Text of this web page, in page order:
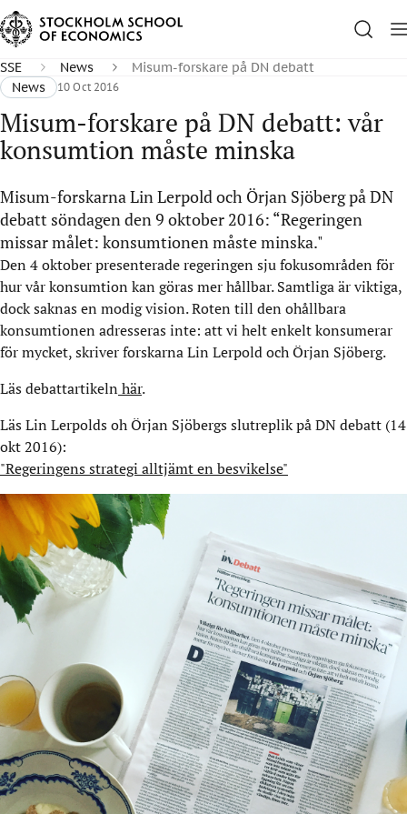
SSE News
Misum-forskare på DN debatt
News
10 Oct 2016
Misum-forskare på DN debatt: vår
konsumtion måste minska
Misum-forskarna Lin Lerpold och Örjan Sjöberg på DN
debatt söndagen den 9 oktober 2016: “Regeringen
missar målet: konsumtionen måste minska."
Den 4 oktober presenterade regeringen sju fokusområden för
hur vår konsumtion kan göras mer hållbar. Samtliga är viktiga,
dock saknas en modig vision. Roten till den ohållbara
konsumtionen adresseras inte: att vi helt enkelt konsumerar
för mycket, skriver forskarna Lin Lerpold och Örjan Sjöberg.
Läs debattartikeln här.
Läs Lin Lerpolds oh Örjan Sjöbergs slutreplik på DN debatt (14
okt 2016):
"Regeringens strategi alltjämt en besvikelse"